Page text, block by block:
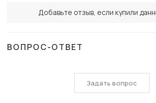
Добавьте отзыв, если купили
ВОПРОС-ОТВЕТ
Задать вопрос